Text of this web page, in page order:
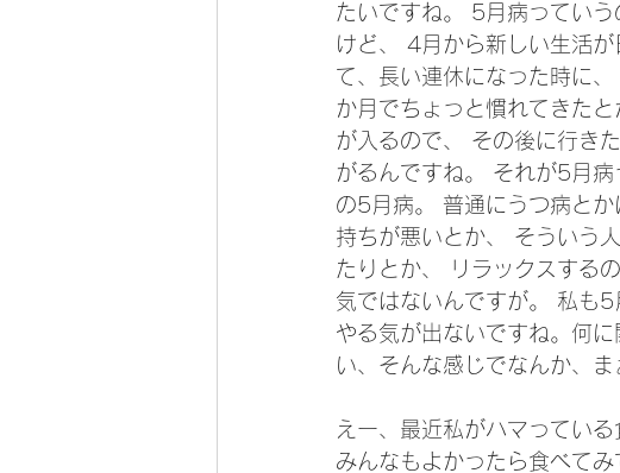
たいですね。 5月病ってい
けど、 4月から新しい生活
て、長い連休になった時に
か月でちょっと慣れてきた
が入るので、 その後に行き
がるんですね。 それが5月
の5月病。 普通にうつ病と
持ちが悪いとか、 そういう
たりとか、 リラックスする
気ではないんですが。 私も5
やる気が出ないですね。何
い、そんな感じでなんか、
えー、最近私がハマってい
みんなもよかったら食べて